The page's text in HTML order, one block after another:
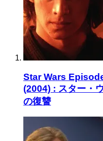
Star Wars
(2004) : スター・
の復讐